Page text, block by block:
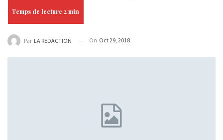
Par LA REDACTION On Oct 29, 2018